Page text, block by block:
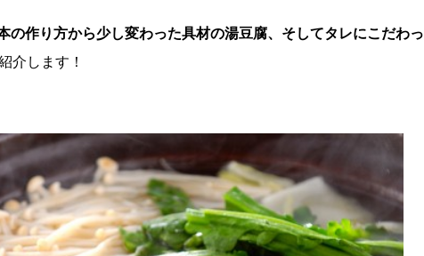
の作り方から少し変わった具材の湯豆腐、そしてタレにこだわっ
介します！